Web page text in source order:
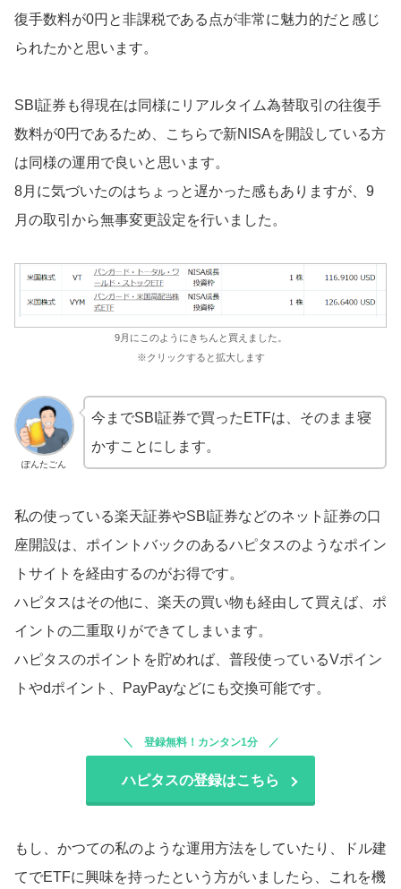
復手数料が0円と非課税である点が非常に魅力的だと感じ
られたかと思います。
SBI証券も得現在は同様にリアルタイム為替取引の往復手
数料が0円であるため、こちらで新NISAを開設している方
は同様の運用で良いと思います。
8月に気づいたのはちょっと遅かった感もありますが、9
月の取引から無事変更設定を行いました。
9月にこのようにきちんと買えました。
※クリックすると拡大します
ぽんたごん
今までSBI証券で買ったETFは、そのまま寝
かすことにします。
私の使っている楽天証券やSBI証券などのネット証券の口
座開設は、ポイントバックのあるハピタスのようなポイン
トサイトを経由するのがお得です。
ハピタスはその他に、楽天の買い物も経由して買えば、ポ
イントの二重取りができてしまいます。
ハピタスのポイントを貯めれば、普段使っているVポイン
トやdポイント、PayPayなどにも交換可能です。
登録無料！カンタン1分
ハピタスの登録はこちら
もし、かつての私のような運用方法をしていたり、ドル建
てでETFに興味を持ったという方がいましたら、これを機